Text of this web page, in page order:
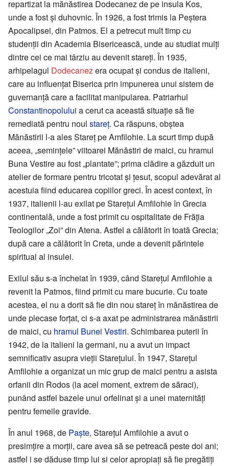
repartizat la mănăstirea Dodecanez de pe insula Kos,
unde a fost și duhovnic. În 1926, a fost trimis la Peștera
Apocalipsei, din Patmos. El a petrecut mult timp cu
studenții din Academia Bisericească, unde au studiat mulți
dintre cei ce mai târziu au devenit stareți. În 1935,
arhipelagul Dodecanezera ocupat și condus de italieni,
care au influențat Biserica prin impunerea unui sistem de
guvernanță care a facilitat manipularea. Patriarhul
Constantinopolului a cerut ca această situație să fie
remediată pentru noul stareț. Ca răspuns, obștea
Mănăstirii l-a ales Stareț pe Amfilohie. La scurt timp după
aceea, „semințele” viitoarei Mănăstiri de maici, cu hramul
Buna Vestire au fost „plantate”; prima clădire a găzduit un
atelier de formare pentru tricotat și țesut, scopul adevărat al
acestuia fiind educarea copiilor greci. În acest context, în
1937, italienii l-au exilat pe Starețul Amfilohie în Grecia
continentală, unde a fost primit cu ospitalitate de Frăția
Teologilor „Zoi” din Atena. Astfel a călătorit în toată Grecia;
după care a călătorit în Creta, unde a devenit părintele
spiritual al insulei.
Exilul său s-a încheiat în 1939, când Starețul Amfilohie a
revenit la Patmos, fiind primit cu mare bucurie. Cu toate
acestea, el nu a dorit să fie din nou stareț în mănăstirea de
unde plecase forțat, ci s-a axat pe administrarea mănăstirii
de maici, cu hramul Bunei Vestiri. Schimbarea puterii în
1942, de la italieni la germani, nu a avut un impact
semnificativ asupra vieții Starețului. În 1947, Starețul
Amfilohie a organizat un mic grup de maici pentru a asista
orfanii din Rodos (la acel moment, extrem de săraci),
punând astfel bazele unui orfelinat și a unei maternități
pentru femeile gravide.
În anul 1968, de Paște, Starețul Amfilohie a avut o
presimțire a morții, care avea să se petreacă peste doi ani;
astfel i se dăduse timp lui si celor apropiați să fie pregătiți